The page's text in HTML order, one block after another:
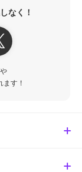
なく！
す！